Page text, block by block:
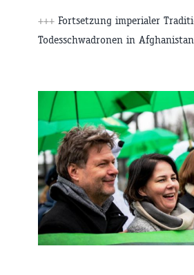
+++ Fortsetzung imperialer
Todesschwadronen in Afghanistan